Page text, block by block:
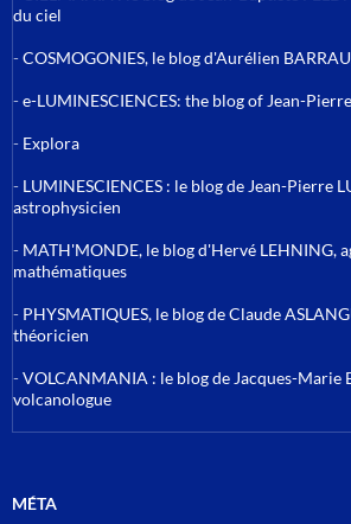
du ciel
-COSMOGONIES, le blog d'Aurélien
-e-LUMINESCIENCES: the blog of Jean-
- Explora
- LUMINESCIENCES : le blog de Jean-Pierre
astrophysicien
- MATH'MONDE, le blog d'Hervé LEHNING,
mathématiques
- PHYSMATIQUES, le blog de Claude
théoricien
-VOLCANMANIA : le blog de Jacques-Marie
volcanologue
MÉTA